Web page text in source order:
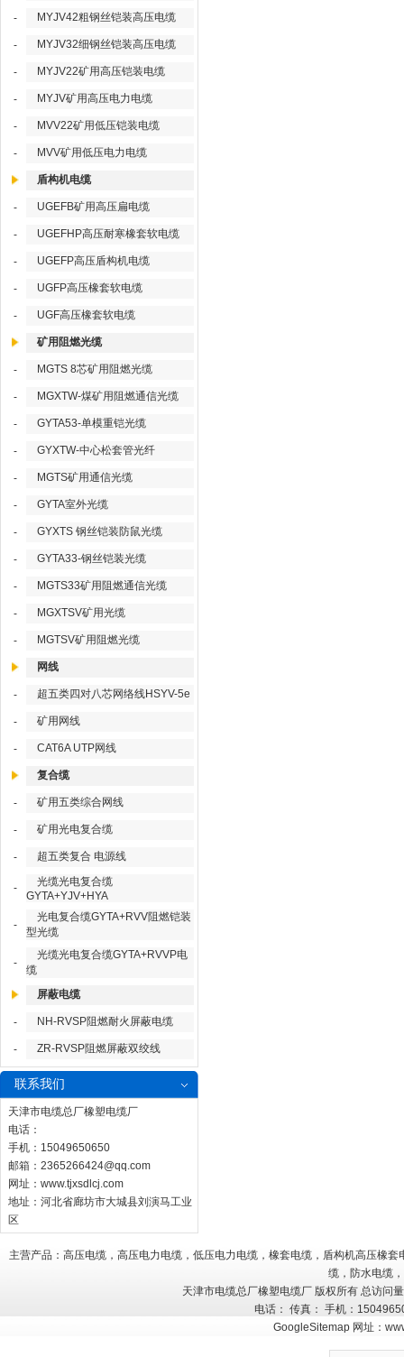
-
MYJV42粗钢丝铠装高压电缆
- MYJV32细钢丝铠装高压电缆
- MYJV22矿用高压铠装电缆
- MYJV矿用高压电力电缆
- MVV22矿用低压铠装电缆
- MVV矿用低压电力电缆
盾构机电缆
- UGEFB矿用高压扁电缆
- UGEFHP高压耐寒橡套软电缆
- UGEFP高压盾构机电缆
- UGFP高压橡套软电缆
- UGF高压橡套软电缆
矿用阻燃光缆
- MGTS 8芯矿用阻燃光缆
- MGXTW-煤矿用阻燃通信光缆
- GYTA53-单模重铠光缆
- GYXTW-中心松套管光纤
- MGTS矿用通信光缆
- GYTA室外光缆
- GYXTS 钢丝铠装防鼠光缆
- GYTA33-钢丝铠装光缆
- MGTS33矿用阻燃通信光缆
- MGXTSV矿用光缆
- MGTSV矿用阻燃光缆
网线
- 超五类四对八芯网络线HSYV-5e
- 矿用网线
- CAT6A UTP网线
复合缆
- 矿用五类综合网线
- 矿用光电复合缆
- 超五类复合 电源线
-
光缆光电复合缆
GYTA+YJV+HYA
-
光电复合缆GYTA+RVV阻燃铠装
型光缆
-
光缆光电复合缆GYTA+RVVP电
缆
屏蔽电缆
- NH-RVSP阻燃耐火屏蔽电缆
- ZR-RVSP阻燃屏蔽双绞线
联系我们
天津市电缆总厂橡塑电缆厂
电话：
手机：15049650650
邮箱： 2365266424@qq.com
网址： www.tjxsdlcj.com
地址：河北省廊坊市大城县刘演马工业
区
主营产品：高压电缆，高压电力电缆，低压电力电缆，橡套电缆，盾构机高压橡
缆，防水电缆
天津市电缆总厂橡塑电缆厂 版权所有 总访问
电话： 传真： 手机：
GoogleSitemap 网址：